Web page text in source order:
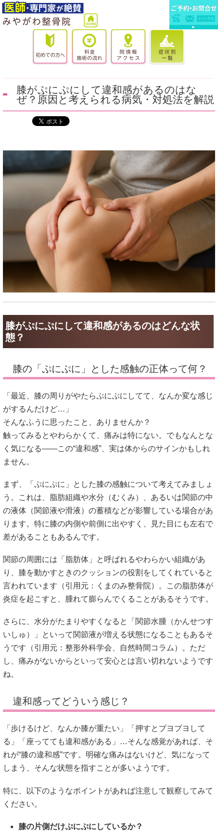
膝がぷにぷにして違和感があるのはな
ぜ？原因と考えられる病気・対処法を解説
膝がぷにぷにして違和感があるのはどんな状
態？
膝の「ぷにぷに」とした感触の正体って何？
「最近、膝の周りがやたらぷにぷにしてて、なんか変な感じ
がするんだけど…」
そんなふうに思ったこと、ありませんか？
触ってみるとやわらかくて、痛みは特にない。でもなんとな
く気になる――この“違和感”、実は体からのサインかもしれ
ません。
まず、「ぷにぷに」とした膝の感触について考えてみましょ
う。これは、脂肪組織や水分（むくみ）、あるいは関節の中
の液体（関節液や滑液）の蓄積などが影響している場合があ
ります。特に膝の内側や前側に出やすく、見た目にも左右で
差があることもあるんです。
関節の周囲には「脂肪体」と呼ばれるやわらかい組織があ
り、膝を動かすときのクッションの役割をしてくれていると
言われています（引用元：
くまのみ整骨院）。この脂肪体が
炎症を起こすと、腫れて膨らんでくることがあるそうです。
さらに、水分がたまりやすくなると「関節水腫（かんせつす
いしゅ）」といって関節液が増える状態になることもあるそ
うです（引用元： 整形外科学会、 自然時間コラム）。ただ
し、痛みがないからといって安心とは言い切れないようです
ね。
違和感ってどういう感じ？
「歩けるけど、なんか膝が重たい」「押すとブヨブヨして
る」「座ってても違和感がある」…そんな感覚があれば、そ
れが“膝の違和感”です。明確な痛みはないけど、気になって
しまう、そんな状態を指すことが多いようです。
特に、以下のようなポイントがあれば注意して観察してみて
ください。
膝の片側だけぷにぷにしているか？